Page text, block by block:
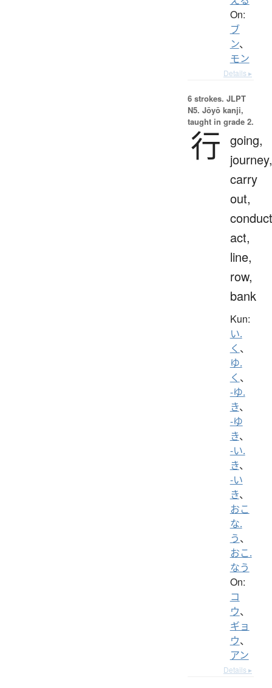
On:
ブ
ン、
モン
Details ▸
6 strokes. JLPT
N5. Jōyō kanji,
taught in grade 2.
行 going,
journey,
carry
out,
act,
line,
row,
bank
Kun:
い.
く 、
ゆ.
く 、
-ゆ.
き、
-ゆ
き、
-い.
き、
-い
き、
おこ
な.
う、
おこ.
なう
On:
コ
ウ、
ギョ
ウ、
アン
Details ▸